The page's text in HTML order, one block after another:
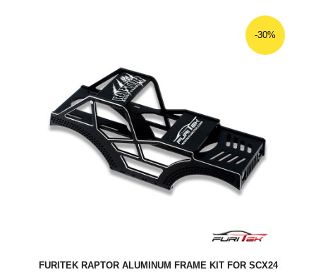
FURITEK RAPTOR ALUMINUM FRAME KIT FOR SCX24
-30%